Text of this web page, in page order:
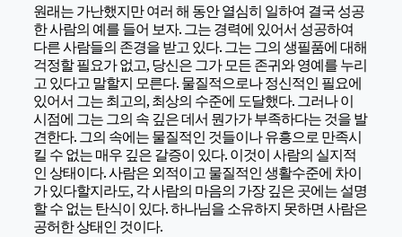
원래는 가난했지만 여러 해 동안 열심히 일하여 결국 성공
한 사람의 예를 들어 보자. 그는 경력에 있어서 성공하여
다른 사람들의 존경을 받고 있다. 그는 그의 생필품에 대해
걱정할 필요가 없고, 당신은 그가 모든 존귀와 영예를 누리
고 있다고 말할지 모른다. 물질적으로나 정신적인 필요에
있어서 그는 최고의, 최상의 수준에 도달했다. 그러나 이
시점에 그는 그의 속 깊은 데서 뭔가가 부족하다는 것을 발
견한다. 그의 속에는 물질적인 것들이나 유흥으로 만족시
킬 수 없는 매우 깊은 갈증이 있다. 이것이 사람의 실지적
인 상태이다. 사람은 외적이고 물질적인 생활수준에 차이
가 있다할지라도, 각 사람의 마음의 가장 깊은 곳에는 설명
할 수 없는 탄식이 있다. 하나님을 소유하지 못하면 사람은
공허한 상태인 것이다.